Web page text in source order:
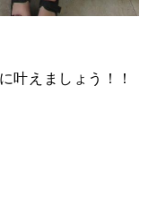
叶えましょう！！